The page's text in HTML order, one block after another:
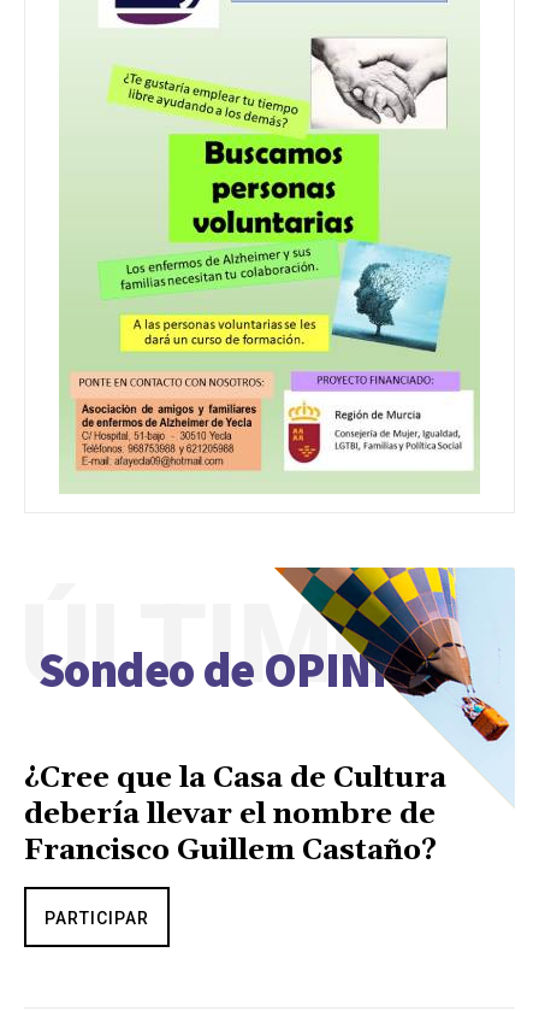
Sondeo de OPINIÓN
ÚLTIMO
¿Cree que la Casa de Cultura
debería llevar el nombre de
Francisco Guillem Castaño?
PARTICIPAR